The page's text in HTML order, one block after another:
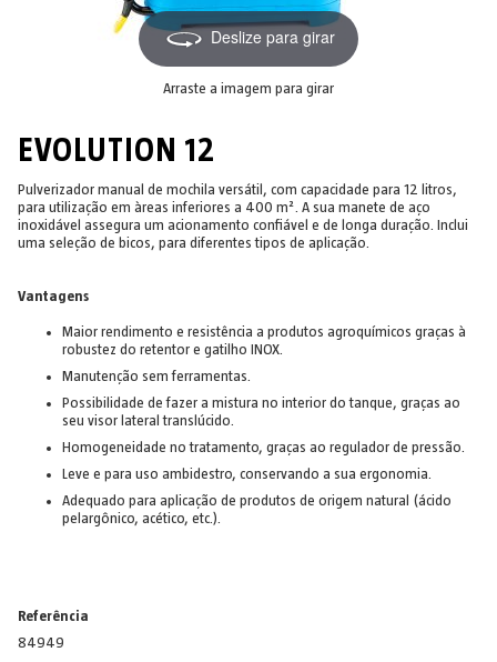
Deslize para girar
Arraste a imagem para girar
EVOLUTION 12
Pulverizador manual de mochila versátil, com capacidade para 12 litros,
para utilização em àreas inferiores a 400 m². A sua manete de aço
inoxidável assegura um acionamento confiável e de longa duração. Inclui
uma seleção de bicos, para diferentes tipos de aplicação.
Vantagens
Maior rendimento e resistência a produtos agroquímicos graças à
robustez do retentor e gatilho INOX.
Manutenção sem ferramentas.
Possibilidade de fazer a mistura no interior do tanque, graças ao
seu visor lateral translúcido.
Homogeneidade no tratamento, graças ao regulador de pressão.
Leve e para uso ambidestro, conservando a sua ergonomia.
Adequado para aplicação de produtos de origem natural (ácido
pelargônico, acético, etc.).
Referência
84949